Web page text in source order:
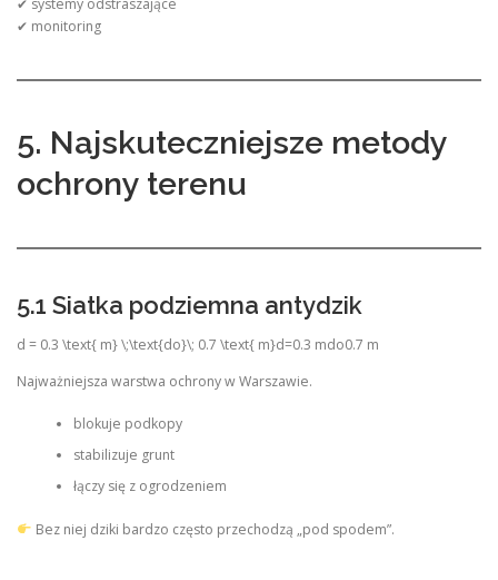
✔ monitoring
5. Najskuteczniejsze metody
ochrony terenu
5.1 Siatka podziemna antydzik
d = 0.3 \text{ m} \;\text{do}\; 0.7 \text{ m}d=0.3 mdo0.7 m
Najważniejsza warstwa ochrony w Warszawie.
blokuje podkopy
stabilizuje grunt
łączy się z ogrodzeniem
Bez niej dziki bardzo często przechodzą „pod spodem”.